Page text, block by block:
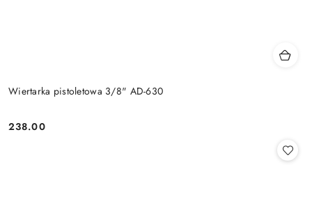
Wiertarka pistoletowa 3/8" AD-630
Cena:
238.00